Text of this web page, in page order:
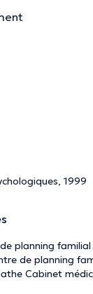
1999
planning
de planning
Cabinet